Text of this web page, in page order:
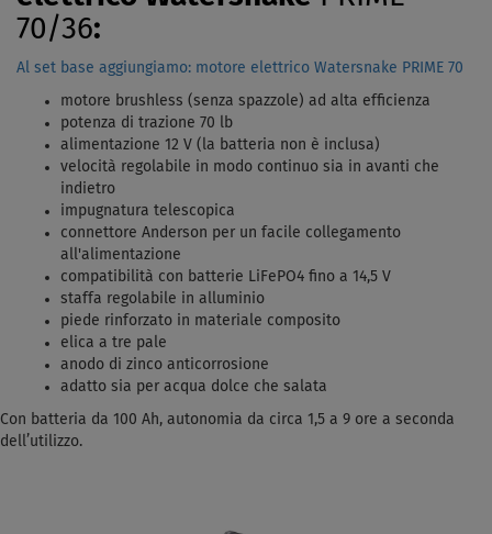
70/36:
Al set base aggiungiamo: motore elettrico Watersnake PRIME 70
motore brushless (senza spazzole) ad alta efficienza
potenza di trazione 70 lb
alimentazione 12 V (la batteria non è inclusa)
velocità regolabile in modo continuo sia in avanti che
indietro
impugnatura telescopica
connettore Anderson per un facile collegamento
all'alimentazione
compatibilità con batterie LiFePO4 fino a 14,5 V
staffa regolabile in alluminio
piede rinforzato in materiale composito
elica a tre pale
anodo di zinco anticorrosione
adatto sia per acqua dolce che salata
Con batteria da 100 Ah, autonomia da circa 1,5 a 9 ore a seconda
dell’utilizzo.